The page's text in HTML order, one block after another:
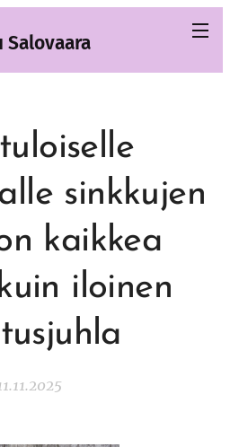
Salovaara
sinkkujen
kaikkea
iloinen